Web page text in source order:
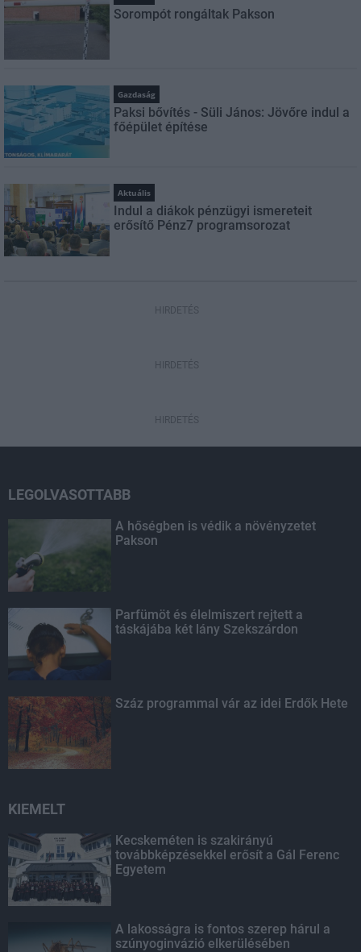
Sorompót rongáltak Pakson
Gazdaság
Paksi bővítés - Süli János: Jövőre indul a
főépület építése
Aktuális
Indul a diákok pénzügyi ismereteit
erősítő Pénz7 programsorozat
HIRDETÉS
HIRDETÉS
HIRDETÉS
LEGOLVASOTTABB
A hőségben is védik a növényzetet
Pakson
Parfümöt és élelmiszert rejtett a
táskájába két lány Szekszárdon
Száz programmal vár az idei Erdők Hete
KIEMELT
Kecskeméten is szakirányú
továbbképzésekkel erősít a Gál Ferenc
Egyetem
A lakosságra is fontos szerep hárul a
szúnyoginvázió elkerülésében